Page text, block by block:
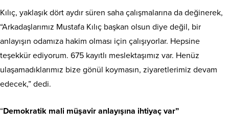
Kılıç, yaklaşık dört aydır süren saha çalışmalarına da değinerek,
“Arkadaşlarımız Mustafa Kılıç başkan olsun diye değil, bir
anlayışın odamıza hakim olması için çalışıyorlar. Hepsine
teşekkür ediyorum. 675 kayıtlı meslektaşımız var. Henüz
ulaşamadıklarımız bize gönül koymasın, ziyaretlerimiz devam
edecek,” dedi.
“Demokratik mali müşavir anlayışına ihtiyaç var”